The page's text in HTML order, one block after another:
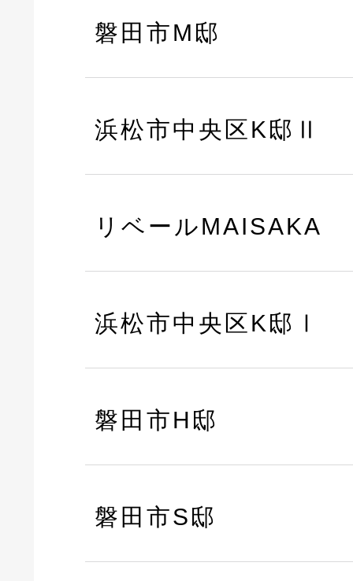
磐田市M邸
浜松市中央区K邸Ⅱ
リベールMAISAKA
浜松市中央区K邸Ⅰ
磐田市H邸
磐田市S邸